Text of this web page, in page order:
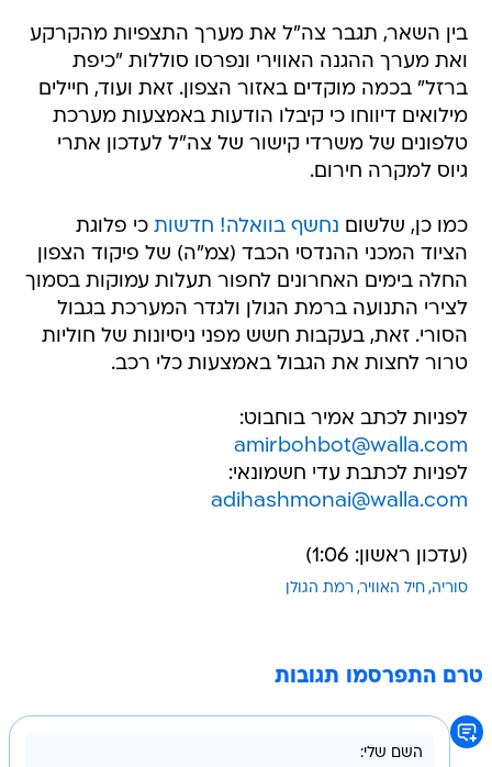
בין השאר, תגבר צה"ל את מערך התצפיות מהקרקע
ואת מערך ההגנה האווירי ונפרסו סוללות "כיפת
ברזל" בכמה מוקדים באזור הצפון. זאת ועוד, חיילים
מילואים דיווחו כי קיבלו הודעות באמצעות מערכת
טלפונים של משרדי קישור של צה"ל לעדכון אתרי
גיוס למקרה חירום.
כמו כן, שלשום נחשף בוואלה! חדשות כי פלוגת
הציוד המכני ההנדסי הכבד (צמ"ה) של פיקוד הצפון
החלה בימים האחרונים לחפור תעלות עמוקות בסמוך
לצירי התנועה ברמת הגולן ולגדר המערכת בגבול
הסורי. זאת, בעקבות חשש מפני ניסיונות של חוליות
טרור לחצות את הגבול באמצעות כלי רכב.
לפניות לכתב אמיר בוחבוט:
amirbohbot@walla.com
לפניות לכתבת עדי חשמונאי:
adihashmonai@walla.com
(עדכון ראשון: 1:06)
סוריה חיל האוויר רמת הגולן
טרם התפרסמו תגובות